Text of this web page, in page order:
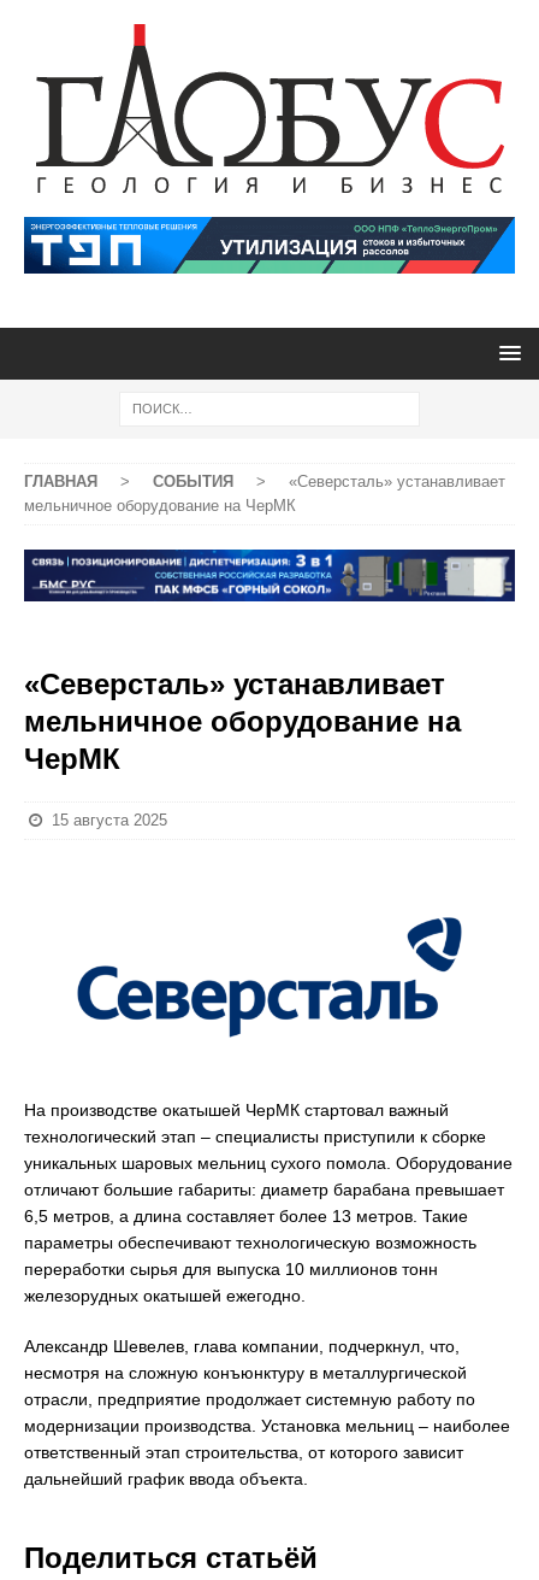
ГЛАВНАЯ > СОБЫТИЯ >
«Северсталь» устанавливает
мельничное оборудование на ЧерМК
«Северсталь» устанавливает
мельничное оборудование на
ЧерМК
15 августа 2025
На производстве окатышей ЧерМК стартовал важный
технологический этап – специалисты приступили к сборке
уникальных шаровых мельниц сухого помола. Оборудование
отличают большие габариты: диаметр барабана превышает
6,5 метров, а длина составляет более 13 метров. Такие
параметры обеспечивают технологическую возможность
переработки сырья для выпуска 10 миллионов тонн
железорудных окатышей ежегодно.
Александр Шевелев, глава компании, подчеркнул, что,
несмотря на сложную конъюнктуру в металлургической
отрасли, предприятие продолжает системную работу по
модернизации производства. Установка мельниц – наиболее
ответственный этап строительства, от которого зависит
дальнейший график ввода объекта.
Поделиться статьёй